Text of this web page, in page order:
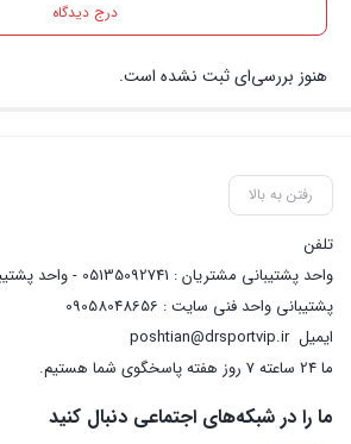
درج دیدگاه
هنوز بررسی‌ای ثبت نشده است.
رفتن به بالا
تلفن
پشتیبانی واحد فنی سایت : 09058048656
ایمیلposhtian@drsportvip.ir
ما 24 ساعته 7 روز هفته پاسخگوی شما هستیم.
ما را در شبکه‌های اجتماعی دنبال کنید